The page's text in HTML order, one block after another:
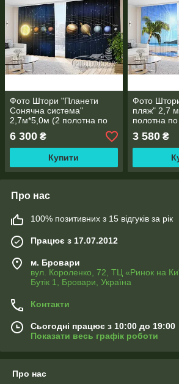
Фото Штори "Планети
Сонячна система"
2,7м*5,0м (2 полотна по
2,5м), тасьма
6 300 ₴
Купити
Фото
пляж" 2,7
полотна
тасьма
3 580₴
Про нас
100% позитивних з 15 відгуків за рік
Працює з 17.07.2012
м. Бровари
вул. Короленко, 72, ТЦ «Ринок на
Бутік 1, Бровари, Україна
Контакти
Сьогодні працює з 10:00 до 19:00
Показати весь графік роботи
Про нас